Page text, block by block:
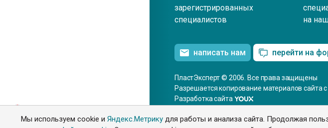
Мы используем cookie иЯндекс.Метрику для работы и анализа сайта. Продолжая
зарегистрированных
специалистов
на
написать нам перейти на
ПластЭксперт © 2006. Все права защищены
Разрешается копирование материалов сайта
Разработка сайта